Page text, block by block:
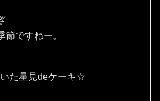
ですねー。
た星見deケーキ☆